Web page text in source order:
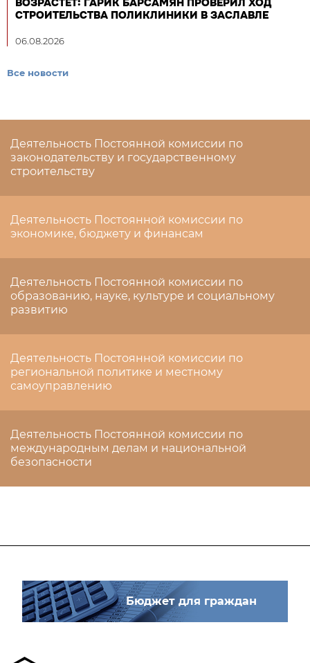
ВОЗРАСТЕТ: ГАРИК БАРСАМЯН ПРОВЕРИЛ ХОД
СТРОИТЕЛЬСТВА ПОЛИКЛИНИКИ В ЗАСЛАВЛЕ
06.08.2026
Все новости
Деятельность Постоянной комиссии по
законодательству и государственному
строительству
Деятельность Постоянной комиссии по
экономике, бюджету и финансам
Деятельность Постоянной комиссии по
образованию, науке, культуре и социальному
развитию
Деятельность Постоянной комиссии по
региональной политике и местному
самоуправлению
Деятельность Постоянной комиссии по
международным делам и национальной
безопасности
Бюджет для граждан